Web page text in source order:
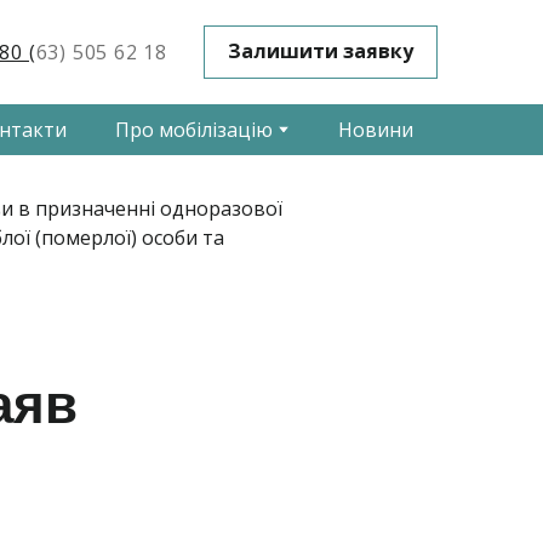
(63) 505 62 18 Залишити заявку
Про мобілізацію Новини